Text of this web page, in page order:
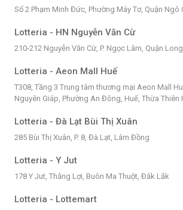
Số 2 Phạm Minh Đức, Phường Máy Tơ, Quận Ngô
Lotteria - HN Nguyễn Văn Cừ
210-212 Nguyễn Văn Cừ, P. Ngọc Lâm, Quận
Lotteria - Aeon Mall Huế
T308, Tầng 3 Trung tâm thương mại Aeon Mall
Nguyên Giáp, Phường An Đông, Huế, Thừa Thiên
Lotteria - Đà Lạt Bùi Thị Xuân
285 Bùi Thị Xuân, P. 8, Đà Lạt, Lâm Đồng
Lotteria - Y Jut
178 Y Jut, Thắng Lợi, Buôn Ma Thuột, Đắk Lắk
Lotteria - Lottemart